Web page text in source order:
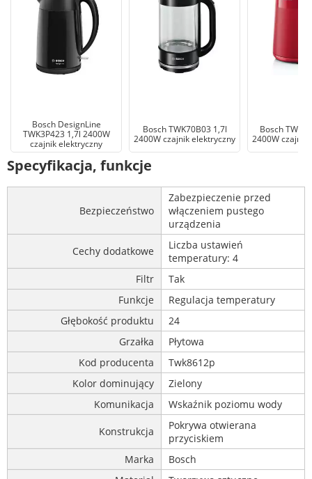
Bosch DesignLine
TWK3P423 1,7l 2400W
czajnik elektryczny
Bosch TWK70B03 1,7l
2400W czajnik elektryczny
Bosch
2400W czajnik
Specyfikacja, funkcje
Bezpieczeństwo
Zabezpieczenie przed
włączeniem pustego
urządzenia
Cechy dodatkowe
Liczba ustawień
temperatury: 4
Filtr
Tak
Funkcje
Regulacja temperatury
Głębokość produktu
24
Grzałka
Płytowa
Kod producenta
Twk8612p
Kolor dominujący
Zielony
Komunikacja
Wskaźnik poziomu wody
Konstrukcja
Pokrywa otwierana
przyciskiem
Marka
Bosch